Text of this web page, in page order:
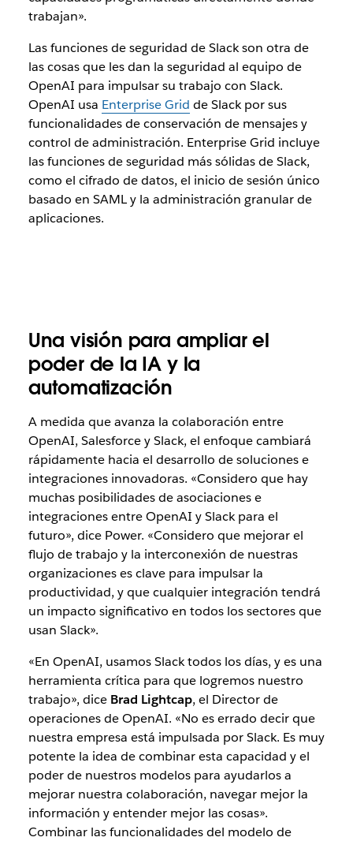
trabajan».
Las funciones de seguridad de Slack son otra de
las cosas que les dan la seguridad al equipo de
OpenAI para impulsar su trabajo con Slack.
OpenAI usa Enterprise Grid de Slack por sus
funcionalidades de conservación de mensajes y
control de administración. Enterprise Grid incluye
las funciones de seguridad más sólidas de Slack,
como el cifrado de datos, el inicio de sesión único
basado en SAML y la administración granular de
aplicaciones.
Una visión para ampliar el
poder de la IA y la
automatización
A medida que avanza la colaboración entre
OpenAI, Salesforce y Slack, el enfoque cambiará
rápidamente hacia el desarrollo de soluciones e
integraciones innovadoras. «Considero que hay
muchas posibilidades de asociaciones e
integraciones entre OpenAI y Slack para el
futuro», dice Power. «Considero que mejorar el
flujo de trabajo y la interconexión de nuestras
organizaciones es clave para impulsar la
productividad, y que cualquier integración tendrá
un impacto significativo en todos los sectores que
usan Slack».
«En OpenAI, usamos Slack todos los días, y es una
herramienta crítica para que logremos nuestro
trabajo», diceBrad Lightcap, el Director de
operaciones de OpenAI. «No es errado decir que
nuestra empresa está impulsada por Slack. Es muy
potente la idea de combinar esta capacidad y el
poder de nuestros modelos para ayudarlos a
mejorar nuestra colaboración, navegar mejor la
información y entender mejor las cosas».
Combinar las funcionalidades del modelo de